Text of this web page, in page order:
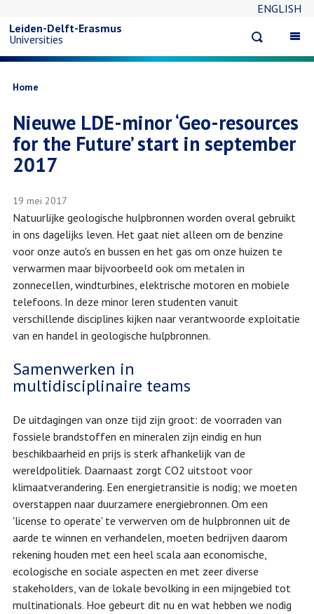
naar
inhoud
ENGLISH
search
Leiden-Delft-Erasmus
Universities
Kruimelpad
Home
Nieuwe LDE-minor ‘Geo-resources
for the Future’ start in september
2017
19 mei 2017
Natuurlijke geologische hulpbronnen worden overal gebruikt
in ons dagelijks leven. Het gaat niet alleen om de benzine
voor onze auto's en bussen en het gas om onze huizen te
verwarmen maar bijvoorbeeld ook om metalen in
zonnecellen, windturbines, elektrische motoren en mobiele
telefoons. In deze minor leren studenten vanuit
verschillende disciplines kijken naar verantwoorde exploitatie
van en handel in geologische hulpbronnen.
Samenwerken in
multidisciplinaire teams
De uitdagingen van onze tijd zijn groot: de voorraden van
fossiele brandstoffen en mineralen zijn eindig en hun
beschikbaarheid en prijs is sterk afhankelijk van de
wereldpolitiek. Daarnaast zorgt CO2 uitstoot voor
klimaatverandering. Een energietransitie is nodig; we moeten
overstappen naar duurzamere energiebronnen. Om een ​​
'license to operate' te verwerven om de hulpbronnen uit de
aarde te winnen en verhandelen, moeten bedrijven daarom
rekening houden met een heel scala aan economische,
ecologische en sociale aspecten en met zeer diverse
stakeholders, van de lokale bevolking in een mijngebied tot
multinationals. Hoe gebeurt dit nu en wat hebben we nodig